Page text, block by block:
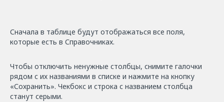
Сначала в таблице будут отображаться все поля,
которые есть в Справочниках.
Чтобы отключить ненужные столбцы, снимите галочки
рядом с их названиями в списке и нажмите на кнопку
«Сохранить». Чекбокс и строка с названием столбца
станут серыми.